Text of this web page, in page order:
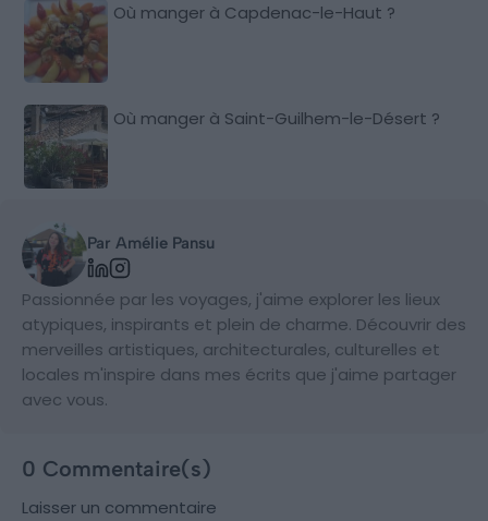
Où manger à Capdenac-le-Haut ?
Où manger à Saint-Guilhem-le-Désert ?
Par Amélie Pansu
Passionnée par les voyages, j'aime explorer les lieux
atypiques, inspirants et plein de charme. Découvrir des
merveilles artistiques, architecturales, culturelles et
locales m'inspire dans mes écrits que j'aime partager
avec vous.
0 Commentaire(s)
Laisser un commentaire